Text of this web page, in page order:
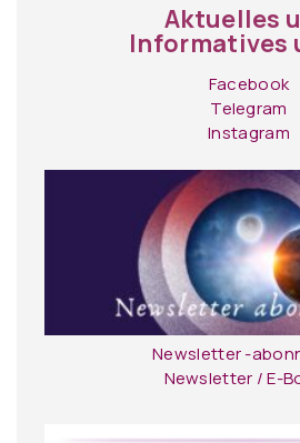
Aktuelles
Informatives
Facebook
Telegram
Instagram
Newsletter -
Newsletter / E-